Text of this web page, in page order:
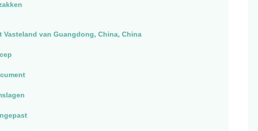
Vasteland van Guangdong, China, China